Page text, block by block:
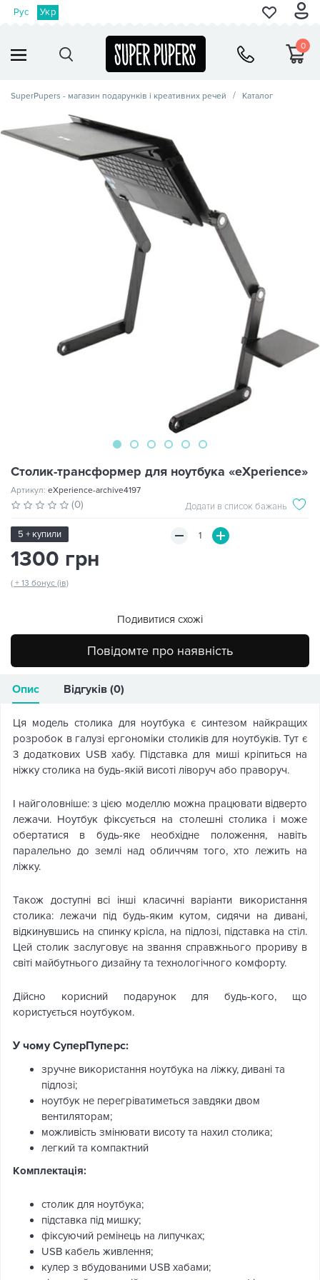
Рус Укр
0
SuperPupers - магазин подарунків і креативних речей Каталог
Столик-трансформер для ноутбука «eXperience»
Артикул: eXperience-archive4197
(0) Додати в список бажань
5 + купили
1300 грн
( + 13 бонус (ів)
Подивитися схожі
Повідомте про наявність
Опис Відгуків (0)
Ця модель столика для ноутбука є синтезом найкращих
розробок в галузі ергономіки столиків для ноутбуків. Тут є
3 додаткових USB хабу. Підставка для миші кріпиться на
ніжку столика на будь-якій висоті ліворуч або праворуч.
І найголовніше: з цією моделлю можна працювати відверто
лежачи. Ноутбук фіксується на столешні столика і може
обертатися в будь-яке необхідне положення, навіть
паралельно до землі над обличчям того, хто лежить на
ліжку.
Також доступні всі інші класичні варіанти використання
столика: лежачи під будь-яким кутом, сидячи на дивані,
відкинувшись на спинку крісла, на підлозі, підставка на стіл.
Цей столик заслуговує на звання справжнього прориву в
світі майбутнього дизайну та технологічного комфорту.
Дійсно корисний подарунок для будь-кого, що
користується ноутбуком.
У чому СуперПуперс:
зручне використання ноутбука на ліжку, дивані та
підлозі;
ноутбук не перегріватиметься завдяки двом
вентиляторам;
можливість змінювати висоту та нахил столика;
легкий та компактний
Комплектація:
столик для ноутбука;
підставка під мишку;
фіксуючий ремінець на липучках;
USB кабель живлення;
кулер з вбудованими USB хабами;